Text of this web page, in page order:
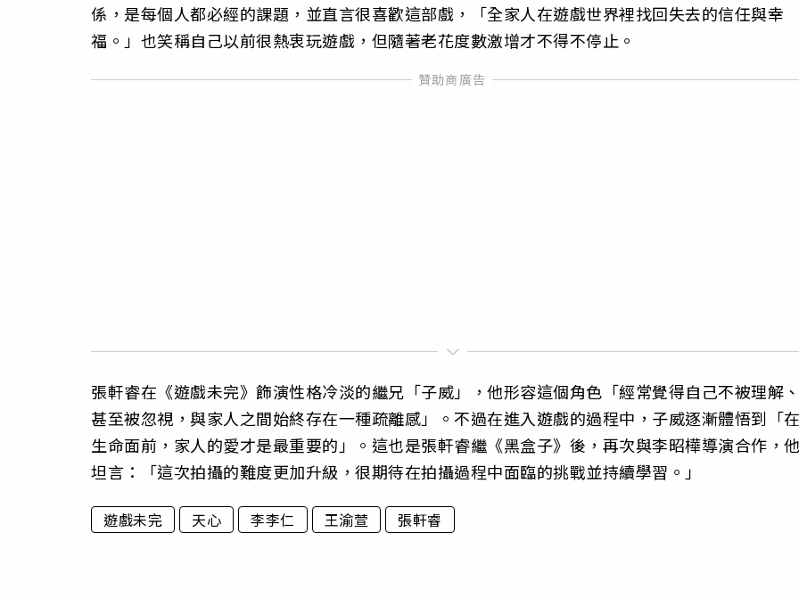
係，是每個人都必經的課題，並直言很喜歡這部戲，「全家人在遊戲世界裡找回失去的信任與幸
福。」也笑稱自己以前很熱衷玩遊戲，但隨著老花度數激增才不得不停止。
張軒睿在《遊戲未完》飾演性格冷淡的繼兄「子威」，他形容這個角色「經常覺得自己不被理解
甚至被忽視，與家人之間始終存在一種疏離感」。不過在進入遊戲的過程中，子威逐漸體悟到「
生命面前，家人的愛才是最重要的」。這也是張軒睿繼《黑盒子》後，再次與李昭樺導演合作，
坦言：「這次拍攝的難度更加升級，很期待在拍攝過程中面臨的挑戰並持續學習。」
遊戲未完 天心 李李仁 王渝萱 張軒睿